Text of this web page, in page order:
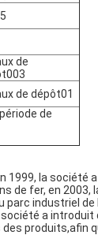
de
de dépôt01
de
1999, la
de fer, en
industriel de
a
produits,afin